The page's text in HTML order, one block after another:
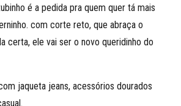
é a pedida pra quem quer tá mais
com corte reto, que abraça o
certa, ele vai ser o novo queridinho do
jaqueta jeans, acessórios dourados